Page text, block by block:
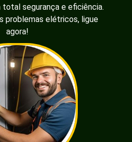
segurança e eficiência.
problemas elétricos, ligue
agora!